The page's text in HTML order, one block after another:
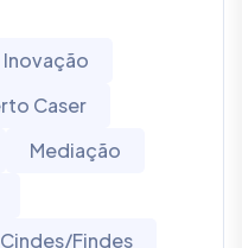
Inovação
Caser
Mediação
Findes